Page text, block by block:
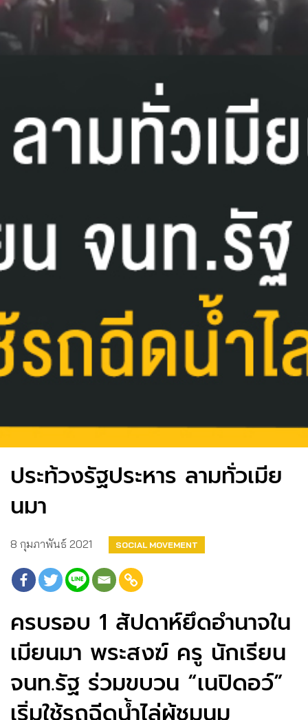
ประท้วงรัฐประหาร ลามทั่วเมีย
นมา
8 กุมภาพันธ์ 2021 SOCIAL MOVEMENT
ครบรอบ 1 สัปดาห์ยึดอำนาจใน
เมียนมา พระสงฆ์ ครู นักเรียน
จนท.รัฐ ร่วมขบวน “เนปิดอว์”
เริ่มใช้รถฉีดน้ำไล่ผู้ชุมนุม